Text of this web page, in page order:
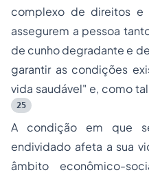
complexo de direitos e
assegurem a pessoa
de cunho degradante e
garantir as condições
vida saudável" e, como
25
A condição em que
endividado afeta a sua
âmbito econômico-